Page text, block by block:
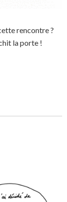
rencontre ?
la porte !